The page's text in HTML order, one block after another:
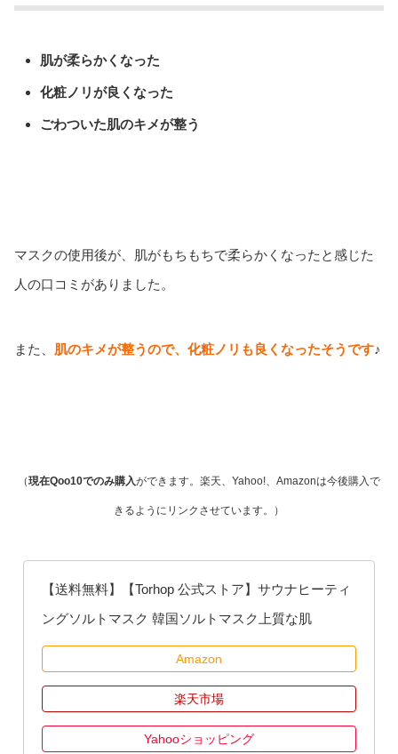
肌が柔らかくなった
化粧ノリが良くなった
ごわついた肌のキメが整う
マスクの使用後が、肌がもちもちで柔らかくなったと感じた
人の口コミがありました。
また、 肌のキメが整うので、化粧ノリも良くなったそうです♪
（現在Qoo10でのみ購入ができます。楽天、Yahoo!、Amazonは今後購入で
きるようにリンクさせています。）
【送料無料】【Torhop 公式ストア】サウナヒーティ
ングソルトマスク 韓国ソルトマスク上質な肌
Amazon
楽天市場
Yahooショッピング